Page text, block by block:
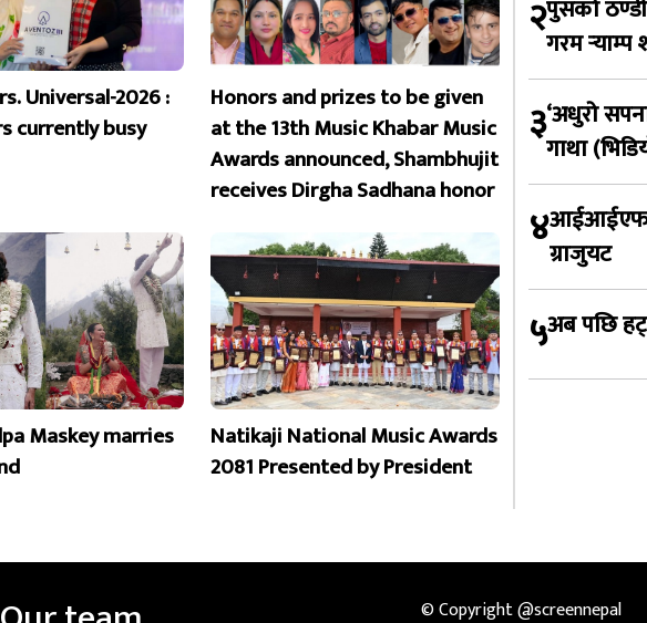
Universal-2026 :
currently busy
Honors and prizes to be given
at the 13th Music Khabar Music
Awards announced, Shambhujit
receives Dirgha Sadhana honor
Maskey marries
Natikaji National Music Awards
2081 Presented by President
२पुसको
गरम र्‍याम्प
३‘अधुरो
गाथा
४ग्राजुयट
५अब पछि
© Copyright @screennepal